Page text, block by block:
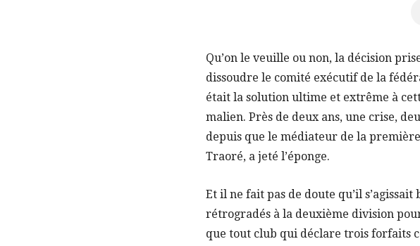
Qu’on le veuille ou non, la décision
dissoudre le comité exécutif de la
était la solution ultime et extrême à
malien. Près de deux ans, une crise,
depuis que le médiateur de la
Traoré, a jeté l’éponge.
Et il ne fait pas de doute qu’il
rétrogradés à la deuxième division
que tout club qui déclare trois forfaits